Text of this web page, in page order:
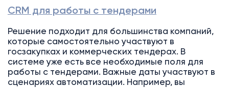
CRM для работы с тендерами
Решение подходит для большинства компаний,
которые самостоятельно участвуют в
госзакупках и коммерческих тендерах. В
системе уже есть все необходимые поля для
работы с тендерами. Важные даты участвуют в
сценариях автоматизации. Например, вы